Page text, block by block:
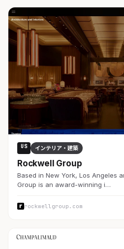
US インテリア・建築
Rockwell Group
Based in New York, Los Angeles
Group is an award-winning i…
rockwellgroup.com